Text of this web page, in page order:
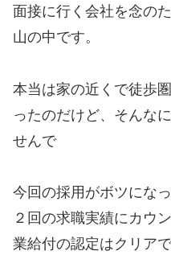
面接に行く会社を念の
山の中です。
本当は家の近くで徒歩
ったのだけど、そんな
せんで
今回の採用がボツにな
２回の求職実績にカウ
業給付の認定はクリア